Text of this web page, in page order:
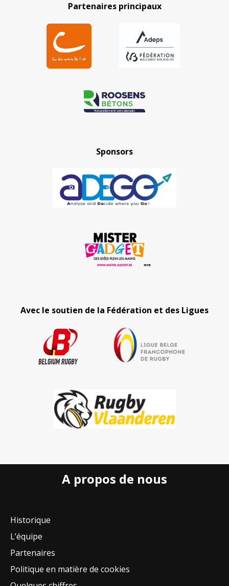
Partenaires principaux
Sponsors
Avec le soutien de la Fédération et des Ligues
A propos de nous
Historique
L’équipe
Partenaires
Politique en matière de cookies